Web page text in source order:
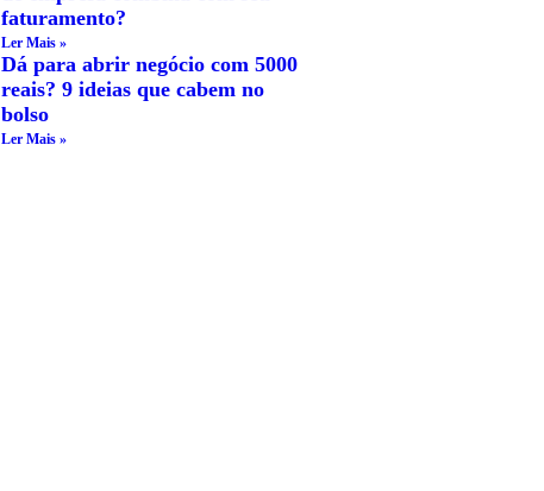
faturamento?
Ler Mais »
Dá para abrir negócio com 5000
reais? 9 ideias que cabem no
bolso
Ler Mais »